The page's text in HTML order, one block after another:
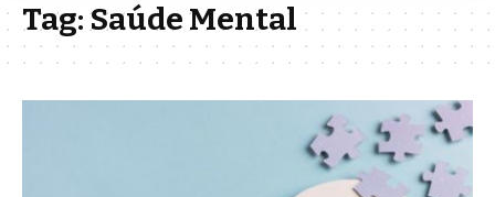
Tag:Saúde Mental